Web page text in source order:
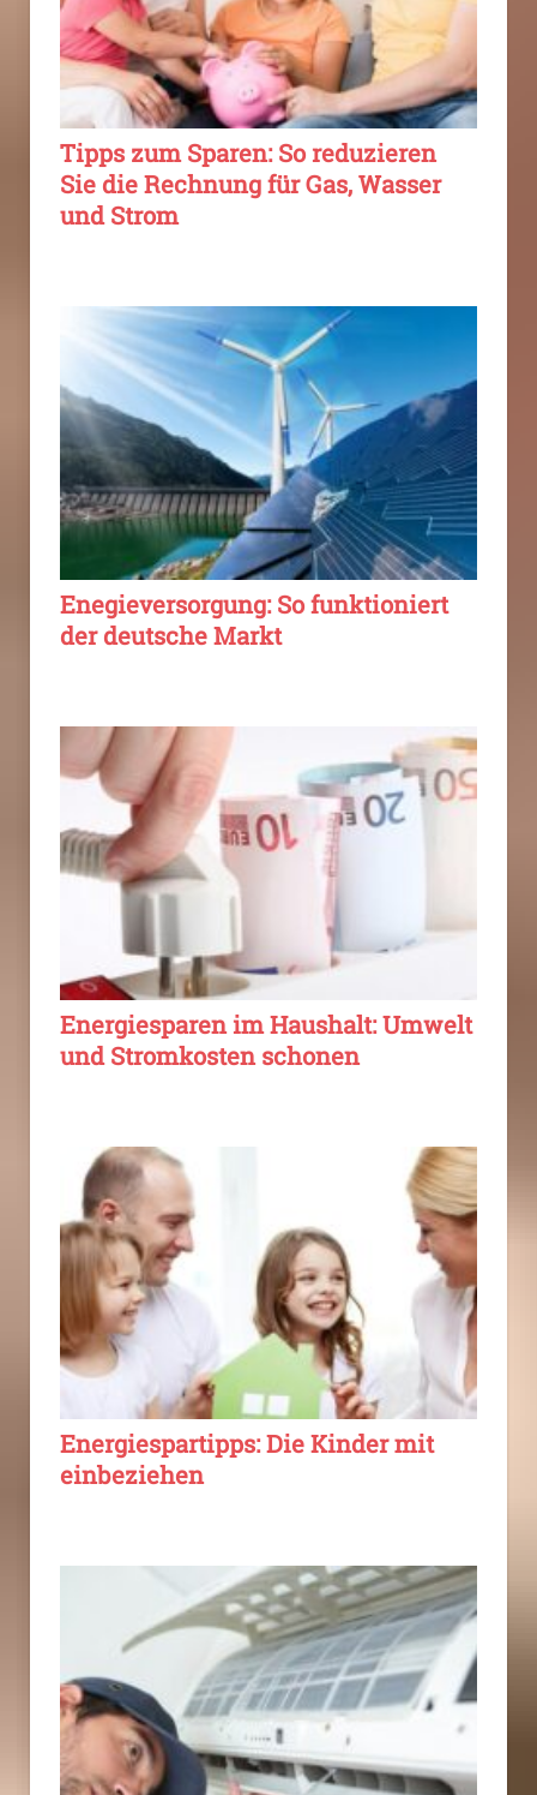
Tipps zum Sparen: So reduzieren
Sie die Rechnung für Gas, Wasser
und Strom
Enegieversorgung: So funktioniert
der deutsche Markt
Energiesparen im Haushalt: Umwelt
und Stromkosten schonen
Energiespartipps: Die Kinder mit
einbeziehen